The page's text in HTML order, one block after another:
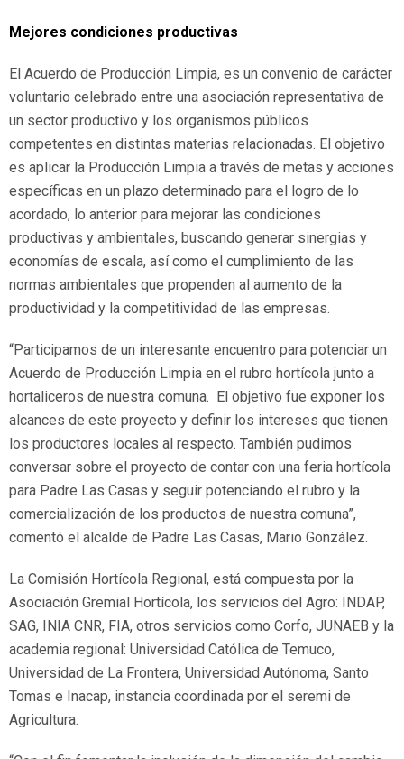
Mejores condiciones productivas
El Acuerdo de Producción Limpia, es un convenio de carácter
voluntario celebrado entre una asociación representativa de
un sector productivo y los organismos públicos
competentes en distintas materias relacionadas. El objetivo
es aplicar la Producción Limpia a través de metas y acciones
específicas en un plazo determinado para el logro de lo
acordado, lo anterior para mejorar las condiciones
productivas y ambientales, buscando generar sinergias y
economías de escala, así como el cumplimiento de las
normas ambientales que propenden al aumento de la
productividad y la competitividad de las empresas.
“Participamos de un interesante encuentro para potenciar un
Acuerdo de Producción Limpia en el rubro hortícola junto a
hortaliceros de nuestra comuna. El objetivo fue exponer los
alcances de este proyecto y definir los intereses que tienen
los productores locales al respecto. También pudimos
conversar sobre el proyecto de contar con una feria hortícola
para Padre Las Casas y seguir potenciando el rubro y la
comercialización de los productos de nuestra comuna”,
comentó el alcalde de Padre Las Casas, Mario González.
La Comisión Hortícola Regional, está compuesta por la
Asociación Gremial Hortícola, los servicios del Agro: INDAP,
SAG, INIA CNR, FIA, otros servicios como Corfo, JUNAEB y la
academia regional: Universidad Católica de Temuco,
Universidad de La Frontera, Universidad Autónoma, Santo
Tomas e Inacap, instancia coordinada por el seremi de
Agricultura.